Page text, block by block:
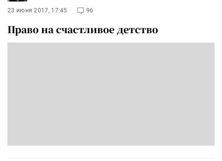
23 июня 2017, 17:45 96
Право на счастливое детство